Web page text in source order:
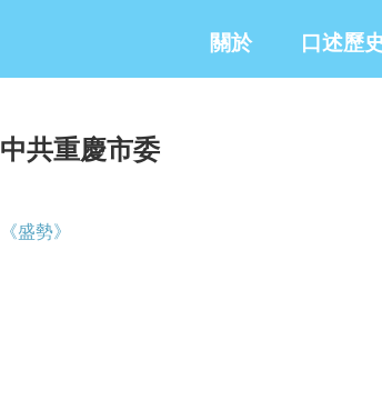
關於 口述歷史
中共重慶市委
《盛勢》